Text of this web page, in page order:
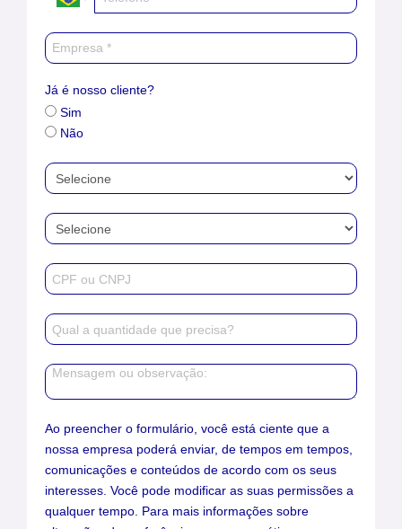
Já é nosso cliente?
Sim
Não
Ao preencher o formulário, você está ciente que a
nossa empresa poderá enviar, de tempos em tempos,
comunicações e conteúdos de acordo com os seus
interesses. Você pode modificar as suas permissões a
qualquer tempo. Para mais informações sobre